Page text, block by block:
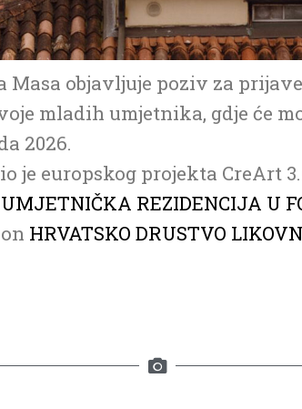
objavljuje poziv za
mladih umjetnika, gdje će
2026.
je europskog projekta CreArt
REZIDENCIJA U
HRVATSKO DRUSTVO